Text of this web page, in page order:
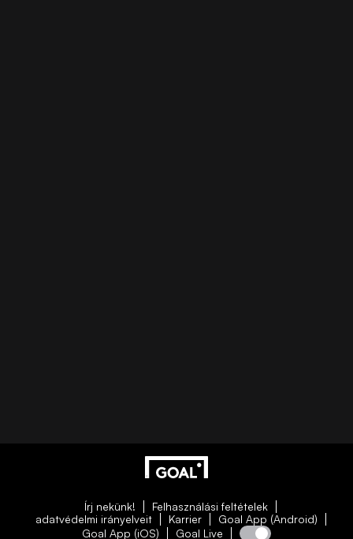
Írj nekünk!
Felhasználási feltételek
adatvédelmi irányelveit
Karrier
Goal App (Android)
Goal App (iOS)
Goal Live